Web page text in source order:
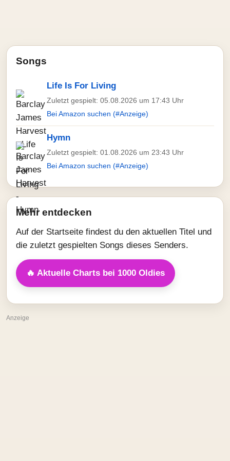
Songs
Life Is For Living
Zuletzt gespielt: 05.08.2026 um 17:43 Uhr
Bei Amazon suchen (#Anzeige)
Hymn
Zuletzt gespielt: 01.08.2026 um 23:43 Uhr
Bei Amazon suchen (#Anzeige)
Mehr entdecken
Auf der Startseite findest du den aktuellen Titel und
die zuletzt gespielten Songs dieses Senders.
🔥 Aktuelle Charts bei 1000 Oldies
Anzeige